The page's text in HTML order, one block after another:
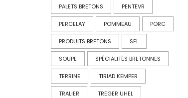
PALETS BRETONS PENTEVR
PERCELAY POMMEAU PORC
PRODUITS BRETONS SEL
SOUPE SPÉCIALITÉS BRETONNES
TERRINE TIRIAD KEMPER
TRALIER TREGER UHEL